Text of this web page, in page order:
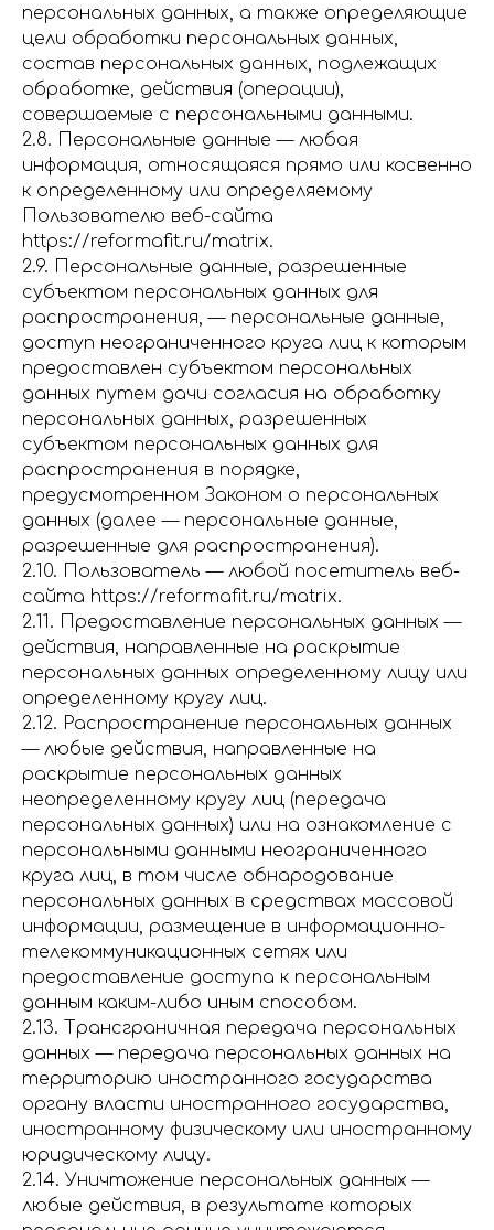
персональных данных, а также определяющие
цели обработки персональных данных,
состав персональных данных, подлежащих
обработке, действия (операции),
совершаемые с персональными данными.
2.8. Персональные данные — любая
информация, относящаяся прямо или косвенно
к определенному или определяемому
Пользователю веб-сайта
https://reformafit.ru/matrix.
2.9. Персональные данные, разрешенные
субъектом персональных данных для
распространения, — персональные данные,
доступ неограниченного круга лиц к которым
предоставлен субъектом персональных
данных путем дачи согласия на обработку
персональных данных, разрешенных
субъектом персональных данных для
распространения в порядке,
предусмотренном Законом о персональных
данных (далее — персональные данные,
разрешенные для распространения).
2.10. Пользователь — любой посетитель веб-
сайта https://reformafit.ru/matrix.
2.11. Предоставление персональных данных —
действия, направленные на раскрытие
персональных данных определенному лицу или
определенному кругу лиц.
2.12. Распространение персональных данных
— любые действия, направленные на
раскрытие персональных данных
неопределенному кругу лиц (передача
персональных данных) или на ознакомление с
персональными данными неограниченного
круга лиц, в том числе обнародование
персональных данных в средствах массовой
информации, размещение в информационно-
телекоммуникационных сетях или
предоставление доступа к персональным
данным каким-либо иным способом.
2.13. Трансграничная передача персональных
данных — передача персональных данных на
территорию иностранного государства
органу власти иностранного государства,
иностранному физическому или иностранному
юридическому лицу.
2.14. Уничтожение персональных данных —
любые действия, в результате которых